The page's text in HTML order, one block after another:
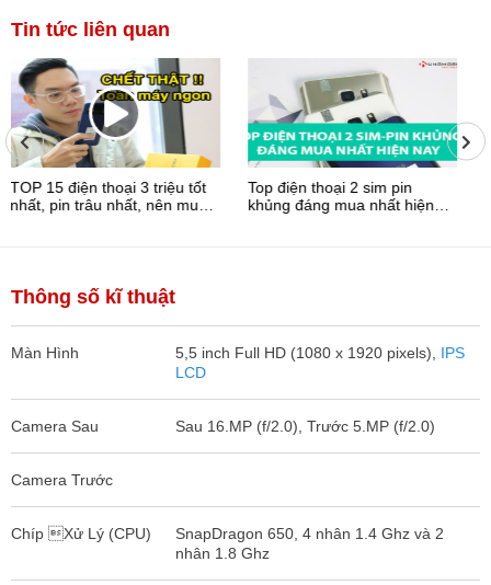
Tin tức liên quan
Top điện thoại 2 sim pin
khủng đáng mua nhất hiện
HungMobile triển khai bán
điện thoại Xiaomi với giá cực
Thông số kĩ thuật
Màn Hình 5,5 inch Full HD (1080 x 1920 pixels), IPS
LCD
Camera Sau Sau 16.MP (f/2.0), Trước 5.MP (f/2.0)
Camera Trước
Chíp Xử Lý (CPU)
SnapDragon 650, 4 nhân 1.4 Ghz và 2
nhân 1.8 Ghz